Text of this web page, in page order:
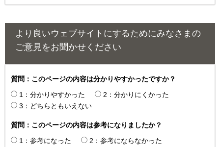
より良いウェブサイトにするためにみなさまの
ご意見をお聞かせください
質問：このページの内容は分かりやすかったですか？
1：分かりやすかった
2：分かりにくかった
3：どちらともいえない
質問：このページの内容は参考になりましたか？
1：参考になった
2：参考にならなかった